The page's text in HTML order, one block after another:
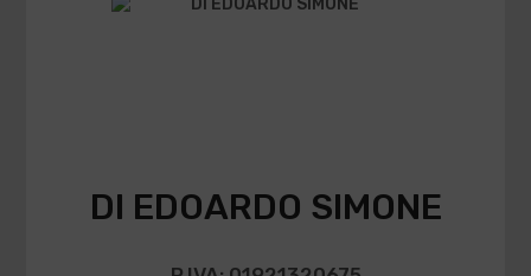
DI EDOARDO SIMONE